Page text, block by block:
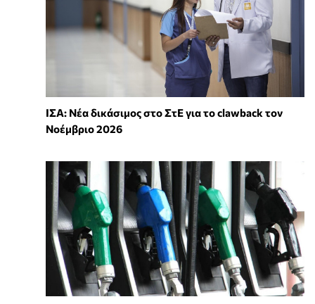
ΙΣΑ: Νέα δικάσιμος στο ΣτΕ για το clawback τον
Νοέμβριο 2026